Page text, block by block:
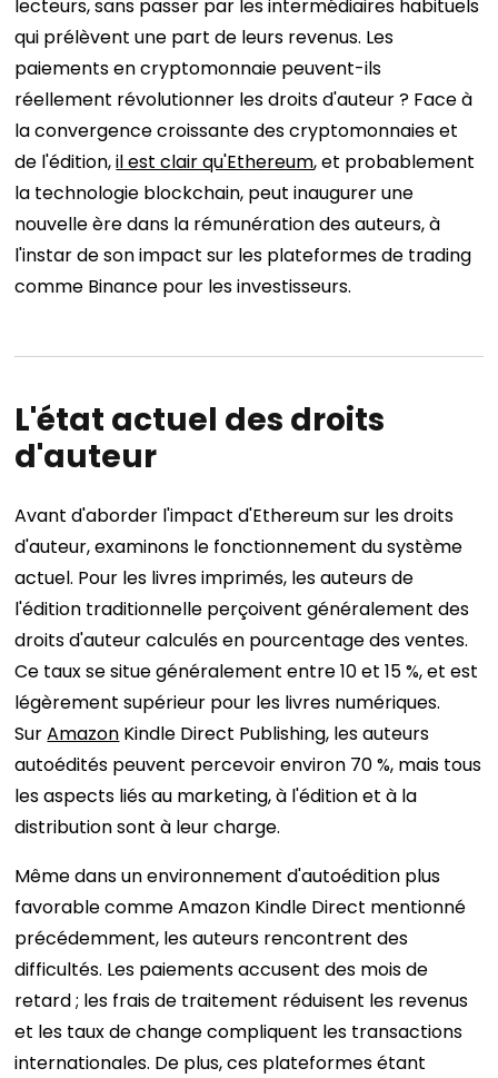
lecteurs, sans passer par les intermédiaires habituels
qui prélèvent une part de leurs revenus. Les
paiements en cryptomonnaie peuvent-ils
réellement révolutionner les droits d'auteur ? Face à
la convergence croissante des cryptomonnaies et
de l'édition,il est clair qu'Ethereum, et probablement
la technologie blockchain, peut inaugurer une
nouvelle ère dans la rémunération des auteurs, à
l'instar de son impact sur les plateformes de trading
comme Binance pour les investisseurs.
L'état actuel des droits
d'auteur
Avant d'aborder l'impact d'Ethereum sur les droits
d'auteur, examinons le fonctionnement du système
actuel. Pour les livres imprimés, les auteurs de
l'édition traditionnelle perçoivent généralement des
droits d'auteur calculés en pourcentage des ventes.
Ce taux se situe généralement entre 10 et 15 %, et est
légèrement supérieur pour les livres numériques.
SurAmazon Kindle Direct Publishing, les auteurs
autoédités peuvent percevoir environ 70 %, mais tous
les aspects liés au marketing, à l'édition et à la
distribution sont à leur charge.
Même dans un environnement d'autoédition plus
favorable comme Amazon Kindle Direct mentionné
précédemment, les auteurs rencontrent des
difficultés. Les paiements accusent des mois de
retard ; les frais de traitement réduisent les revenus
et les taux de change compliquent les transactions
internationales. De plus, ces plateformes étant